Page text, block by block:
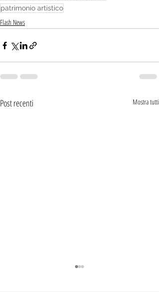
patrimonio artistico
Flash News
Post recenti Mostra tutti